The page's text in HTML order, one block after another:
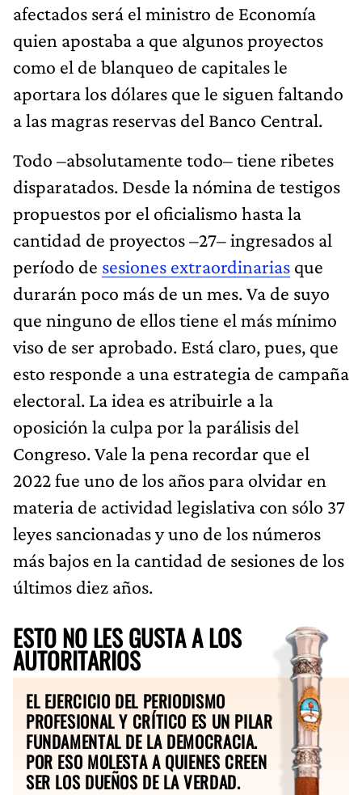
afectados será el ministro de Economía
quien apostaba a que algunos proyectos
como el de blanqueo de capitales le
aportara los dólares que le siguen faltando
a las magras reservas del Banco Central.
Todo –absolutamente todo– tiene ribetes
disparatados. Desde la nómina de testigos
propuestos por el oficialismo hasta la
cantidad de proyectos –27– ingresados al
período de sesiones extraordinarias que
durarán poco más de un mes. Va de suyo
que ninguno de ellos tiene el más mínimo
viso de ser aprobado. Está claro, pues, que
esto responde a una estrategia de campaña
electoral. La idea es atribuirle a la
oposición la culpa por la parálisis del
Congreso. Vale la pena recordar que el
2022 fue uno de los años para olvidar en
materia de actividad legislativa con sólo 37
leyes sancionadas y uno de los números
más bajos en la cantidad de sesiones de los
últimos diez años.
ESTO NO LES GUSTA A LOS
AUTORITARIOS
EL EJERCICIO DEL PERIODISMO
PROFESIONAL Y CRÍTICO ES UN PILAR
FUNDAMENTAL DE LA DEMOCRACIA.
POR ESO MOLESTA A QUIENES CREEN
SER LOS DUEÑOS DE LA VERDAD.